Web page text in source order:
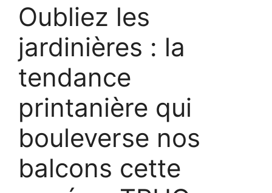
Oubliez les
jardinières : la
tendance
printanière qui
bouleverse nos
balcons cette